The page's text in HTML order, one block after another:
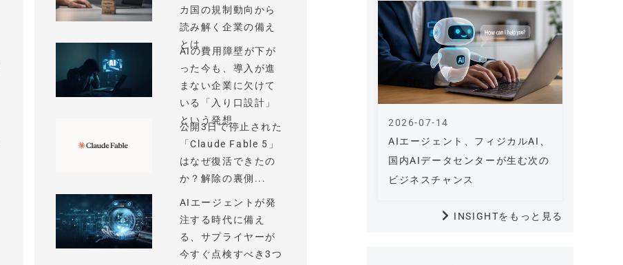
カ国の規制動向から
読み解く企業の備え
とは
AIの費用障壁が下が
った今も、導入が進
まない企業に欠けて
いる「入り口設計」
という発想
公開3日で停止された
「Claude Fable 5」
はなぜ復活できたの
か？解除の裏側...
AIエージェントが発
注する時代に備え
る、サプライヤーが
今すぐ点検すべき3つ
AIエージェント、フィジカルAI、
国内AIデータセンターが生む次の
ビジネスチャンス
2026-07-14
INSIGHTをもっと見る